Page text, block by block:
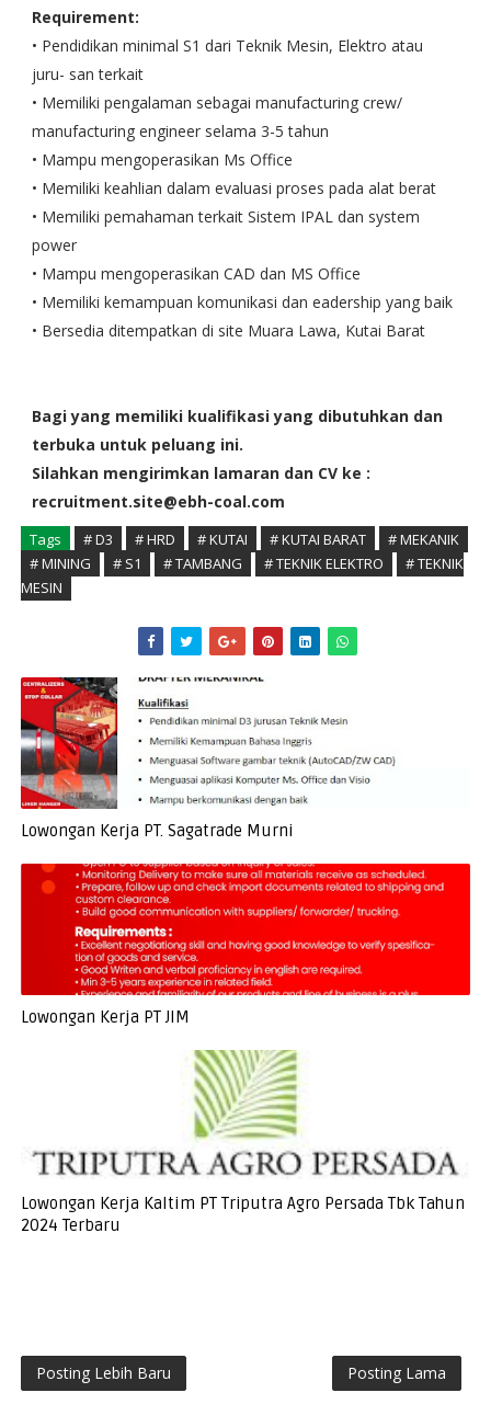
Requirement:
• Pendidikan minimal S1 dari Teknik Mesin, Elektro atau
juru- san terkait
• Memiliki pengalaman sebagai manufacturing crew/
manufacturing engineer selama 3-5 tahun
• Mampu mengoperasikan Ms Office
• Memiliki keahlian dalam evaluasi proses pada alat berat
• Memiliki pemahaman terkait Sistem IPAL dan system
power
• Mampu mengoperasikan CAD dan MS Office
• Memiliki kemampuan komunikasi dan eadership yang baik
• Bersedia ditempatkan di site Muara Lawa, Kutai Barat
Bagi yang memiliki kualifikasi yang dibutuhkan dan
terbuka untuk peluang ini.
Silahkan mengirimkan lamaran dan CV ke :
recruitment.site@ebh-coal.com
Tags # D3 # HRD # KUTAI # KUTAI BARAT
# MEKANIK
# MINING
# S1 # TAMBANG # TEKNIK ELEKTRO
# TEKNIK
MESIN
Lowongan Kerja PT. Sagatrade Murni
Lowongan Kerja PT JIM
Lowongan Kerja Kaltim PT Triputra Agro Persada Tbk Tahun
2024 Terbaru
Posting Lebih Baru Posting Lama